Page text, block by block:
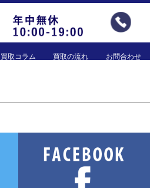
買取コラム 買取の流れ お問合わせ